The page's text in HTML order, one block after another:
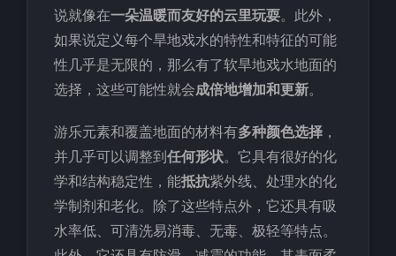
说就像在一朵温暖而友好的云里玩耍。此外，
如果说定义每个旱地戏水的特性和特征的可能
性几乎是无限的，那么有了软旱地戏水地面的
选择，这些可能性就会成倍地增加和更新。
游乐元素和覆盖地面的材料有多种颜色选择，
并几乎可以调整到任何形状。它具有很好的化
学和结构稳定性，能抵抗紫外线、处理水的化
学制剂和老化。除了这些特点外，它还具有吸
水率低、可清洗易消毒、无毒、极轻等特点。